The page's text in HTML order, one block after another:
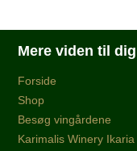
Mere viden til dig
Forside
Shop
Besøg vingårdene
Karimalis Winery Ikaria